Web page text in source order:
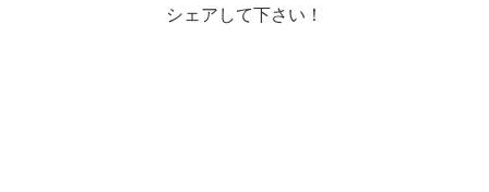
シェアして下さい！